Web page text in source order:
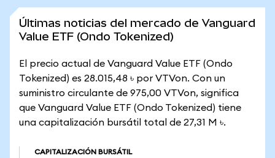
Últimas noticias del mercado de Vanguard
Value ETF (Ondo Tokenized)
El precio actual de Vanguard Value ETF (Ondo
Tokenized) es 28.015,48 ৳ por VTVon. Con un
suministro circulante de 975,00 VTVon, significa
que Vanguard Value ETF (Ondo Tokenized) tiene
una capitalización bursátil total de 27,31 M ৳.
CAPITALIZACIÓN BURSÁTIL